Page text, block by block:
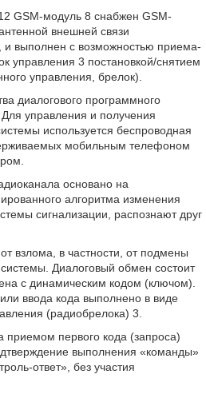
GSM-модуль 8 снабжен GSM-
внешней связи
и выполнен с возможностью приема-
управления 3 постановкой/снятием
управления, брелок).
диалогового программного
управления и получения
используется беспроводная
мобильным телефоном
основано на
алгоритма изменения
сигнализации, распознают друг
взлома, в частности, от подмены
Диалоговый обмен состоит
с динамическим кодом (ключом).
ввода кода выполнено в виде
(радиобрелока) 3.
приемом первого кода (запроса)
выполнения «команды»
ответ», без участия